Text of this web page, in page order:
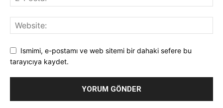
Ismimi, e-postamı ve web sitemi bir dahaki sefere bu
tarayıcıya kaydet.